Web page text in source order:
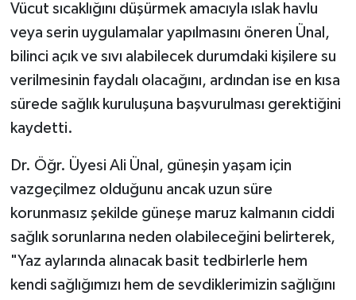
Vücut sıcaklığını düşürmek amacıyla ıslak havlu
veya serin uygulamalar yapılmasını öneren Ünal,
bilinci açık ve sıvı alabilecek durumdaki kişilere su
verilmesinin faydalı olacağını, ardından ise en kısa
sürede sağlık kuruluşuna başvurulması gerektiğini
kaydetti.
Dr. Öğr. Üyesi Ali Ünal, güneşin yaşam için
vazgeçilmez olduğunu ancak uzun süre
korunmasız şekilde güneşe maruz kalmanın ciddi
sağlık sorunlarına neden olabileceğini belirterek,
"Yaz aylarında alınacak basit tedbirlerle hem
kendi sağlığımızı hem de sevdiklerimizin sağlığını